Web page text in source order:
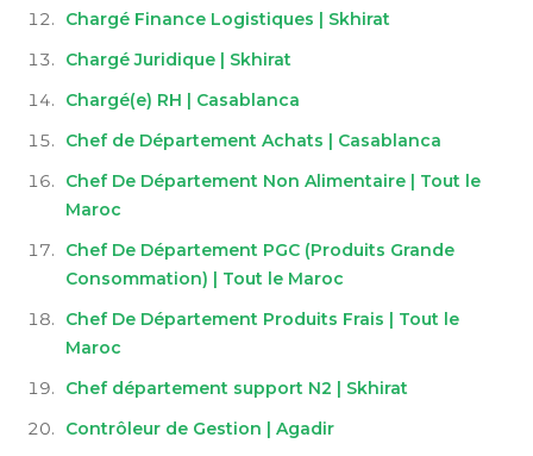
Chargé Finance Logistiques | Skhirat
Chargé Juridique | Skhirat
Chargé(e) RH | Casablanca
Chef de Département Achats | Casablanca
Chef De Département Non Alimentaire | Tout le
Maroc
Chef De Département PGC (Produits Grande
Consommation) | Tout le Maroc
Chef De Département Produits Frais | Tout le
Maroc
Chef département support N2 | Skhirat
Contrôleur de Gestion | Agadir